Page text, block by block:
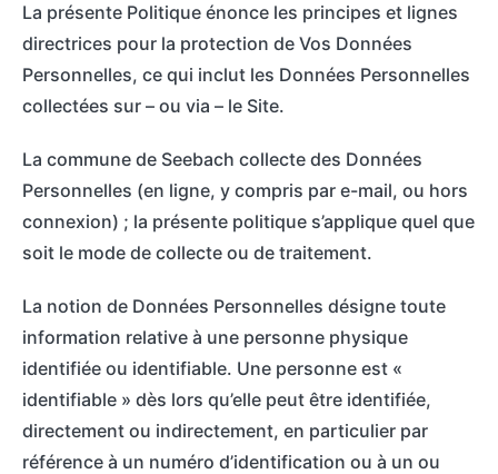
La présente Politique énonce les principes et lignes
directrices pour la protection de Vos Données
Personnelles, ce qui inclut les Données Personnelles
collectées sur – ou via – le Site.
La commune de Seebach collecte des Données
Personnelles (en ligne, y compris par e-mail, ou hors
connexion) ; la présente politique s’applique quel que
soit le mode de collecte ou de traitement.
La notion de Données Personnelles désigne toute
information relative à une personne physique
identifiée ou identifiable. Une personne est «
identifiable » dès lors qu’elle peut être identifiée,
directement ou indirectement, en particulier par
référence à un numéro d’identification ou à un ou